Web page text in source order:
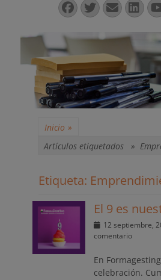
Facebook
Twitter
Correo
Inicio »
Artículos etiquetados »
Etiqueta:
El 9 es
Publicado
el
12 septiembre,
comentario
En
celebración.